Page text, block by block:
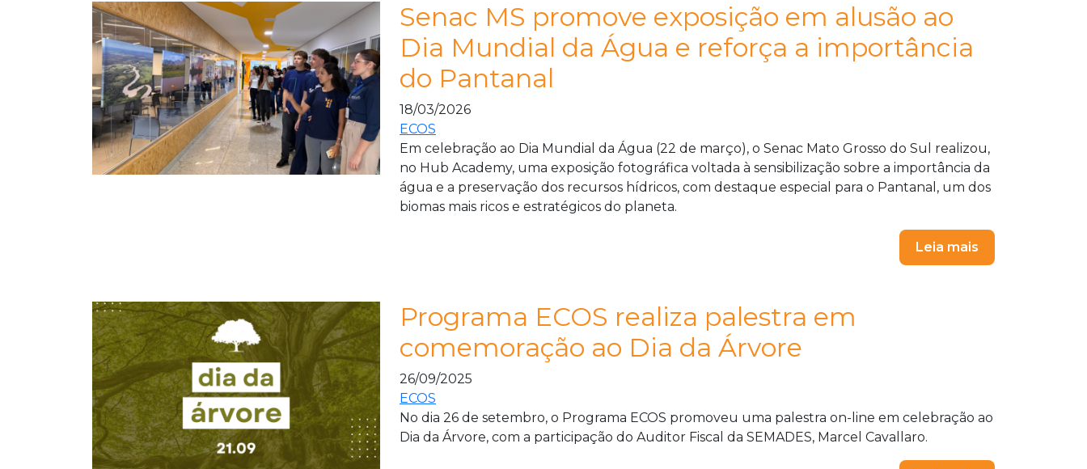
Senac MS promove exposição em alusão ao
Dia Mundial da Água e reforça a importância
do Pantanal
18/03/2026
ECOS
Em celebração ao Dia Mundial da Água (22 de março), o Senac Mato Grosso do Sul realizou,
no Hub Academy, uma exposição fotográfica voltada à sensibilização sobre a importância da
água e a preservação dos recursos hídricos, com destaque especial para o Pantanal, um dos
biomas mais ricos e estratégicos do planeta.
Leia mais
Programa ECOS realiza palestra em
comemoração ao Dia da Árvore
26/09/2025
ECOS
No dia 26 de setembro, o Programa ECOS promoveu uma palestra on-line em celebração ao
Dia da Árvore, com a participação do Auditor Fiscal da SEMADES, Marcel Cavallaro.